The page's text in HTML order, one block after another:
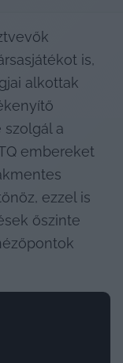
is,
alkottak
a
embereket
ezzel is
őszinte